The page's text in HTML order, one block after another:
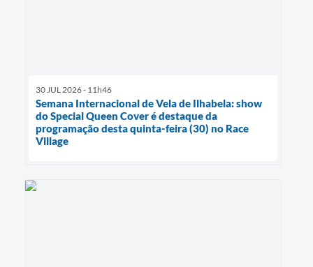
30 JUL 2026 - 11h46
Semana Internacional de Vela de Ilhabela: show
do Special Queen Cover é destaque da
programação desta quinta-feira (30) no Race
Village